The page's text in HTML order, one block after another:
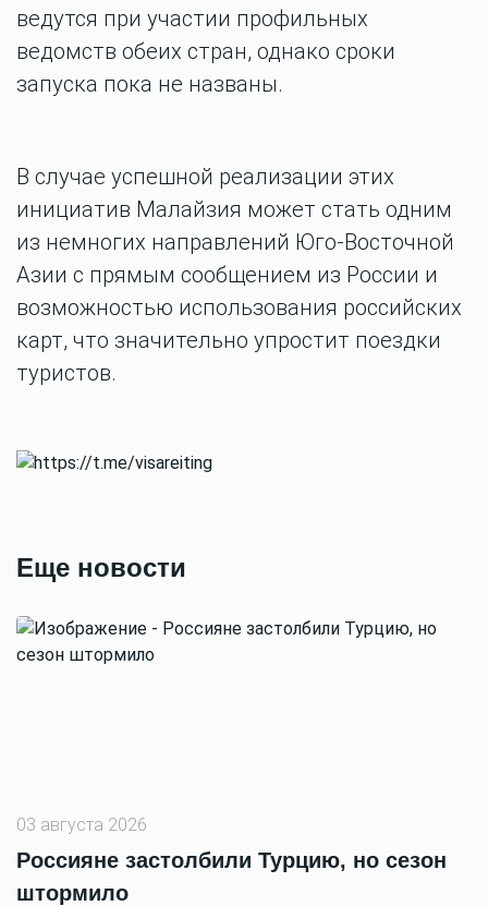
ведутся при участии профильных
ведомств обеих стран, однако сроки
запуска пока не названы.
В случае успешной реализации этих
инициатив Малайзия может стать одним
из немногих направлений Юго-Восточной
Азии с прямым сообщением из России и
возможностью использования российских
карт, что значительно упростит поездки
туристов.
Еще новости
03 августа 2026
Россияне застолбили Турцию, но сезон
штормило